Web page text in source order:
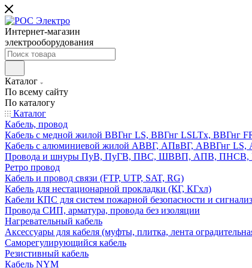
Интернет-магазин
электрооборудования
Каталог
По всему сайту
По каталогу
Каталог
Кабель, провод
Кабель с медной жилой ВВГнг LS, ВВГнг LSLTx, ВВГнг
Кабель с алюминиевой жилой АВВГ, АПвВГ, АВВГнг
Провода и шнуры ПуВ, ПуГВ, ПВС, ШВВП, АПВ,
Ретро провод
Кабель и провод связи (FTP, UTP, SAT, RG)
Кабель для нестационарной прокладки (КГ, КГхл)
Кабели КПС для систем пожарной безопасности и
Провода СИП, арматура, провода без изоляции
Нагревательный кабель
Аксессуары для кабеля (муфты, плитка, лента
Саморегулирующийся кабель
Резистивный кабель
Кабель NYM